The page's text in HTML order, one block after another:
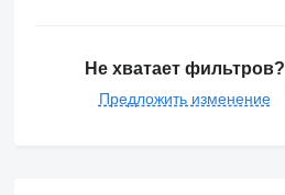
Не хватает фильтров?
Предложить изменение